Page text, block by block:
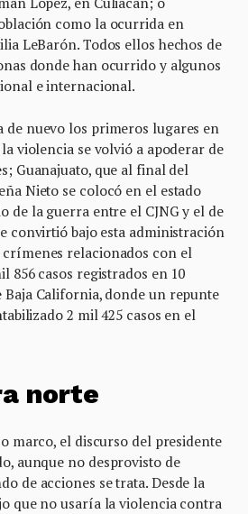
como la ocurrida en
LeBarón. Todos ellos hechos de
donde han ocurrido y algunos
e internacional.
de nuevo los primeros lugares en
violencia se volvió a apoderar de
Guanajuato, que al final del
Nieto se colocó en el estado
de la guerra entre el CJNG y el de
convirtió bajo esta administración
relacionados con el
856 casos registrados en 10
Baja California, donde un repunte
2 mil 425 casos en el
norte
marco, el discurso del presidente
aunque no desprovisto de
de acciones se trata. Desde la
que no usaría la violencia contra